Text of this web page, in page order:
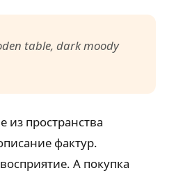
table, dark moody
пространства
фактур.
А покупка